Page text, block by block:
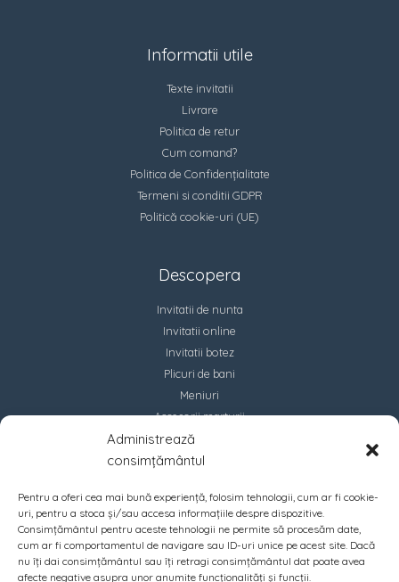
Administrează
consimțământul
Pentru a oferi cea mai bună experiență, folosim tehnologii, cum ar fi cookie-
uri, pentru a stoca și/sau accesa informațiile despre dispozitive.
Consimțământul pentru aceste tehnologii ne permite să procesăm date,
cum ar fi comportamentul de navigare sau ID-uri unice pe acest site. Dacă
nu îți dai consimțământul sau îți retragi consimțământul dat poate avea
afecte negative asupra unor anumite funcționalități și funcții.
Informatii utile
Texte invitatii
Livrare
Politica de retur
Cum comand?
Politica de Confidențialitate
Termeni si conditii GDPR
Politică cookie-uri (UE)
Descopera
Invitatii de nunta
Invitatii online
Invitatii botez
Plicuri de bani
Meniuri
Accesorii marturii
Contact